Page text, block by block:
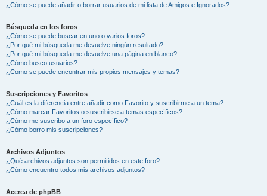
¿Cómo se puede añadir o borrar usuarios de mi lista de Amigos e Ignorados?
Búsqueda en los foros
¿Cómo se puede buscar en uno o varios foros?
¿Por qué mi búsqueda me devuelve ningún resultado?
¿Por qué mi búsqueda me devuelve una página en blanco?
¿Cómo busco usuarios?
¿Como se puede encontrar mis propios mensajes y temas?
Suscripciones y Favoritos
¿Cuál es la diferencia entre añadir como Favorito y suscribirme a un tema?
¿Cómo marcar Favoritos o suscribirse a temas específicos?
¿Cómo me suscribo a un foro específico?
¿Cómo borro mis suscripciones?
Archivos Adjuntos
¿Qué archivos adjuntos son permitidos en este foro?
¿Cómo encuentro todos mis archivos adjuntos?
Acerca de phpBB